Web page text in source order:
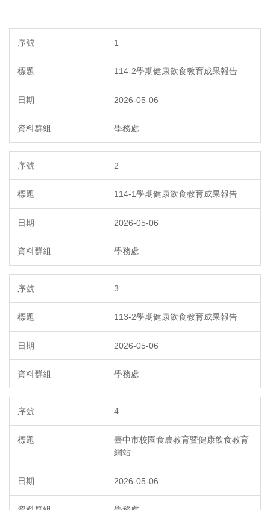
1
114-2學期健康飲食教育成果報告
2026-05-06
學務處
2
114-1學期健康飲食教育成果報告
2026-05-06
學務處
3
113-2學期健康飲食教育成果報告
2026-05-06
學務處
4
臺中市校園食農教育暨健康飲食教育
網站
2026-05-06